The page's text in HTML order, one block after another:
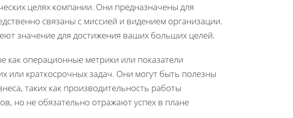
целях компании. Они предназначены для
связаны с миссией и видением организации.
значение для достижения ваших больших целей.
как операционные метрики или показатели
или краткосрочных задач. Они могут быть полезны
таких как производительность работы
но не обязательно отражают успех в плане